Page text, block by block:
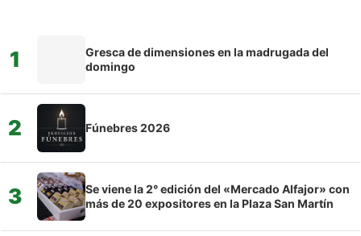
1
Gresca de dimensiones en la madrugada del
domingo
2 Fúnebres 2026
3
Se viene la 2° edición del «Mercado Alfajor» con
más de 20 expositores en la Plaza San Martín